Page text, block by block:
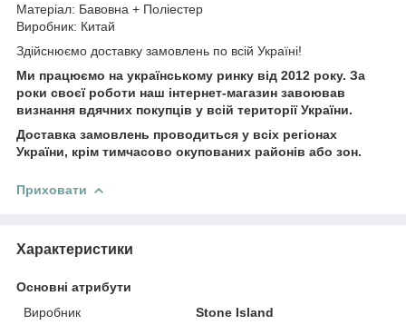
Матеріал: Бавовна + Поліестер
Виробник: Китай
Здійснюємо доставку замовлень по всій Україні!
Ми працюємо на українському ринку від 2012 року. За
роки своєї роботи наш інтернет-магазин завоював
визнання вдячних покупців у всій території України.
Доставка замовлень проводиться у всіх регіонах
України, крім тимчасово окупованих районів або зон.
Приховати
Характеристики
Основні атрибути
Виробник
Stone Island